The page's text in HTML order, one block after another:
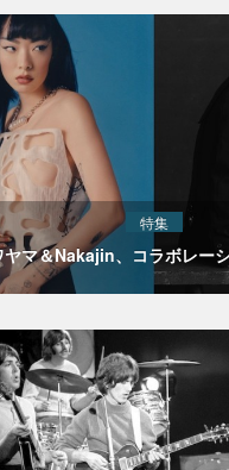
特集
ヤマ＆Nakajin、コラボレー